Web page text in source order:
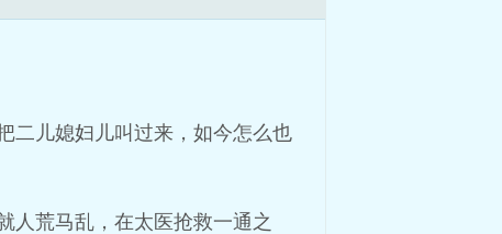
二儿媳妇儿叫过来，如今怎么也
人荒马乱，在太医抢救一通之